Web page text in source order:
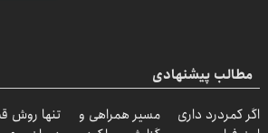
مطالب پیشنهادی
اگر کمردرد داری
مسیر همراهی و
تنها روش